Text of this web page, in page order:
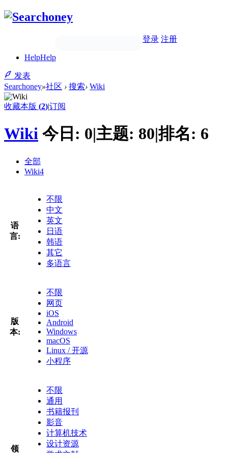
登录 注册
HelpHelp
发表
Searchoney»社区 › 搜索› Wiki
收藏本版 (2)|订阅
Wiki 今日: 0|主题: 80|排名: 6
全部
Wiki4
语
言:
不限
中文
英文
日语
韩语
其它
多语言
版
本:
不限
网页
iOS
Android
Windows
macOS
Linux / 开源
小程序
领
不限
通用
书籍报刊
影音
计算机技术
设计资源